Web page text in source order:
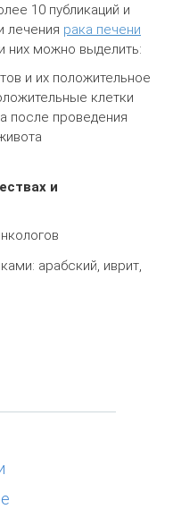
10 публикаций и
лечения рака печени
них можно выделить:
и их положительное
клетки
после проведения
и
арабский, иврит,